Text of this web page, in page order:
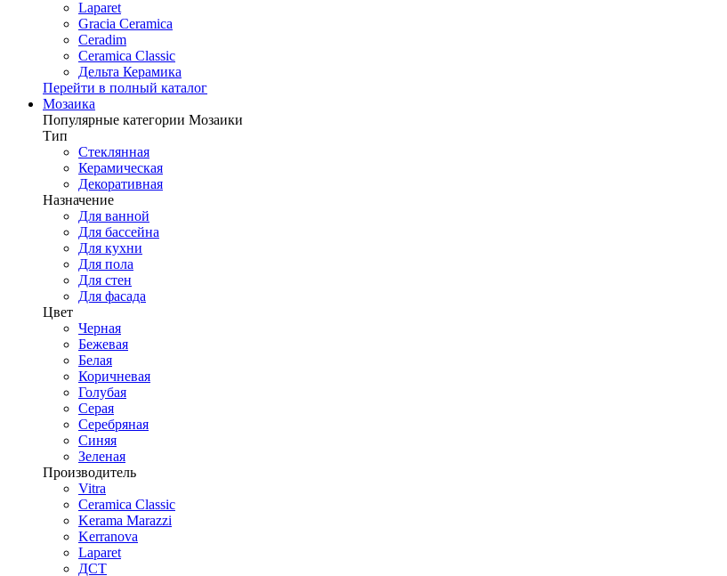
Laparet
Gracia Ceramica
Ceradim
Ceramica Classic
Дельта Керамика
Перейти в полный каталог
Мозаика
Популярные категории Мозаики
Тип
Стеклянная
Керамическая
Декоративная
Назначение
Для ванной
Для бассейна
Для кухни
Для пола
Для стен
Для фасада
Цвет
Черная
Бежевая
Белая
Коричневая
Голубая
Серая
Серебряная
Синяя
Зеленая
Производитель
Vitra
Ceramica Classic
Kerama Marazzi
Kerranova
Laparet
ДСТ